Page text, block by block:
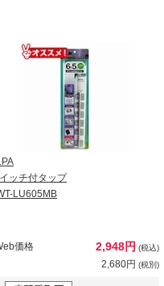
ッチ付タップ
LU605MB
価格 2,948円 (税込)
2,680円 (税別)